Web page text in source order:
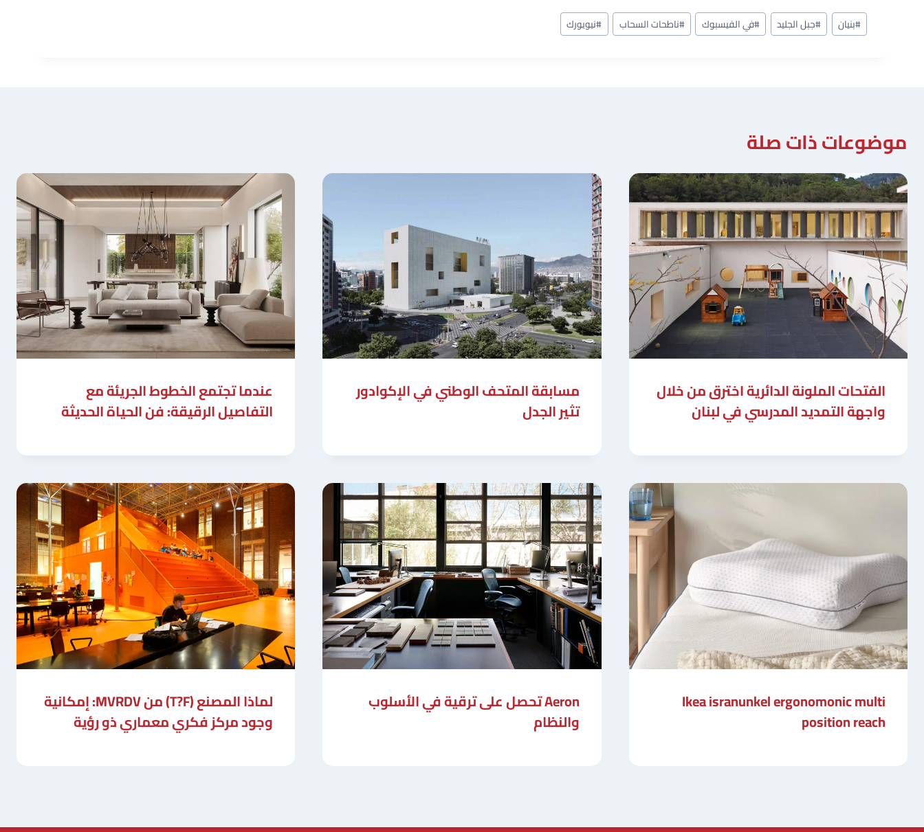
وسوم
المقال:
#بنيان #جبل الجليد #في الفيسبوك #ناطحات السحاب #نيويورك
موضوعات ذات صلة
الفتحات الملونة الدائرية اخترق من خلال
واجهة التمديد المدرسي في لبنان
مسابقة المتحف الوطني في الإكوادور
تثير الجدل
عندما تجتمع الخطوط الجريئة مع
التفاصيل الرقيقة: فن الحياة الحديثة
Ikea isranunkel ergonomonic multi
position reach
Aeron تحصل على ترقية في الأسلوب
والنظام
لماذا المصنع (T?F) من MVRDV: إمكانية
وجود مركز فكري معماري ذو رؤية